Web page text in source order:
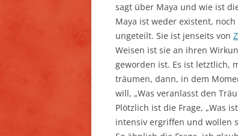
sagt über Maya und wie ist
Maya ist weder existent,
ungeteilt. Sie ist jenseits von
Weisen ist sie an ihren
geworden ist. Es ist letztlich,
träumen, dann, in dem
will, „Was veranlasst den
Plötzlich ist die Frage, „Was
intensiv ergriffen und wollen